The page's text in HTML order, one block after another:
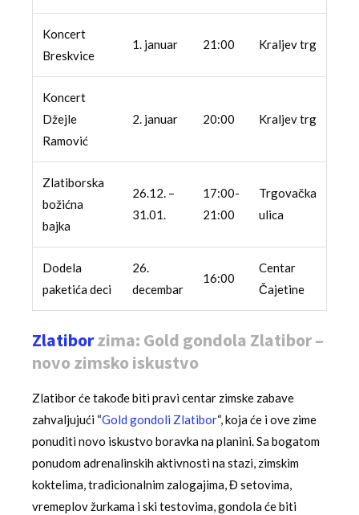
Koncert
Breskvice
1. januar 21:00 Kraljev trg
Koncert
Džejle
Ramović
2. januar 20:00 Kraljev trg
Zlatiborska
božićna
bajka
26.12. –
31.01.
17:00-
21:00
Trgovačka
ulica
Dodela
paketića deci
26.
decembar
16:00
Centar
Čajetine
Zlatiborzima: Gold gondola Zlatibor –
novo zimsko iskustvo
Zlatibor će takođe biti pravi centar zimske zabave
zahvaljujući “Gold gondoli Zlatibor“, koja će i ove zime
ponuditi novo iskustvo boravka na planini. Sa bogatom
ponudom adrenalinskih aktivnosti na stazi, zimskim
koktelima, tradicionalnim zalogajima, Đ setovima,
vremeplov žurkama i ski testovima, gondola će biti